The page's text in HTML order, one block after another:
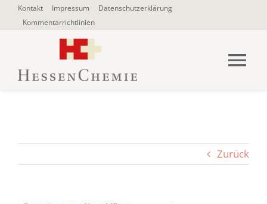
Zum
Inhalt
Kontakt Impressum
Datenschutzerklärung
Kommentarrichtlinien
Über uns
Zurück